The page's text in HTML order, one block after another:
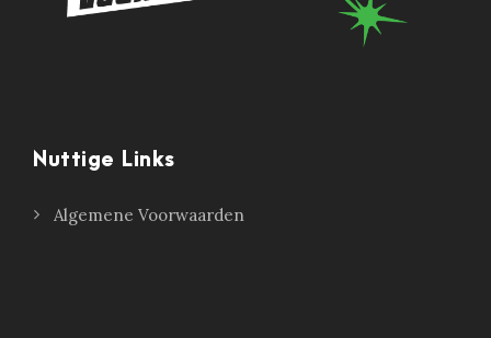
Nuttige Links
Algemene Voorwaarden